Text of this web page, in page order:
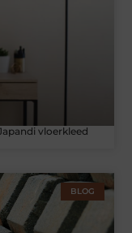
vloerkleed
BLOG